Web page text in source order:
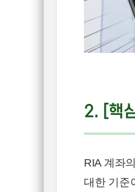
2. [핵
RIA 계좌
대한 기준